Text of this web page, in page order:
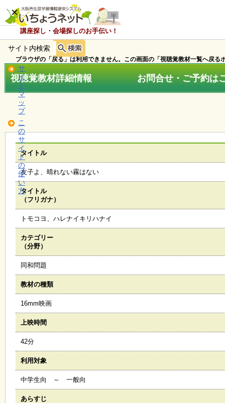
講座探し・会場探しのお手伝い！
×
ホ
ー
ム
知
ら
せ
講
座
・
イ
ベ
ト
設
約
い
木
サイト内検索
サ
イ
ト
マ
ッ
プ
こ
の
サ
イ
ト
の
使
い
方
ブラウザの「戻る」は利用できません。この画面の「視聴覚教材一覧へ戻る
視聴覚教材詳細情報 お問合せ・ご予約はこ
タイトル
友子よ、晴れない霧はない
タイトル
（フリガナ）
トモコヨ、ハレナイキリハナイ
カテゴリー
（分野）
同和問題
教材の種類
16mm映画
上映時間
42分
利用対象
中学生向 ～ 一般向
あらすじ